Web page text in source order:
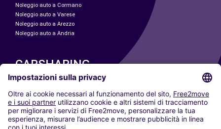
Noleggio auto a Cormano
Noleggio auto a Varese
Noleggio auto a Arezzo
Noleggio auto a Andria
CARSHARING
LE NOSTRE CITTÀ
Paris
Madrid
Washington DC
Milano